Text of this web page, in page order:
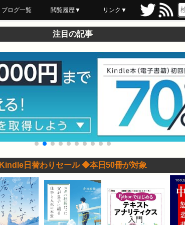
ブログ一覧 閲覧履歴▼
最近読んだ
あとで読む
ブックマーク
リンク▼
注目の記事
Kindle日替わりセール ◆本日50冊が対象